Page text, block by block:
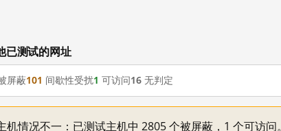
测试的网址
屏蔽101 间歇性受扰1 可访问16 无判定
情况不一：已测试主机中 2805 个被屏蔽，1 个可访问。